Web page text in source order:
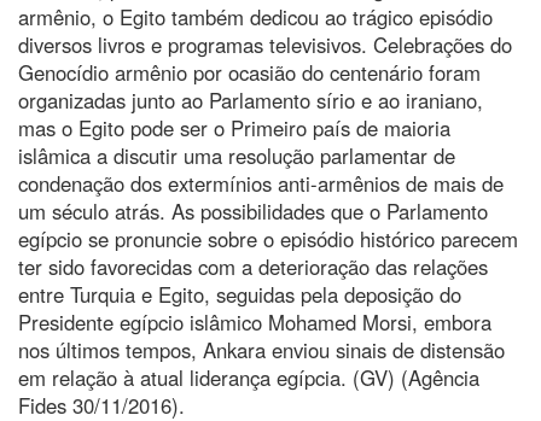
armênio, o Egito também dedicou ao trágico episódio
diversos livros e programas televisivos. Celebrações do
Genocídio armênio por ocasião do centenário foram
organizadas junto ao Parlamento sírio e ao iraniano,
mas o Egito pode ser o Primeiro país de maioria
islâmica a discutir uma resolução parlamentar de
condenação dos extermínios anti-armênios de mais de
um século atrás. As possibilidades que o Parlamento
egípcio se pronuncie sobre o episódio histórico parecem
ter sido favorecidas com a deterioração das relações
entre Turquia e Egito, seguidas pela deposição do
Presidente egípcio islâmico Mohamed Morsi, embora
nos últimos tempos, Ankara enviou sinais de distensão
em relação à atual liderança egípcia. (GV) (Agência
Fides 30/11/2016).